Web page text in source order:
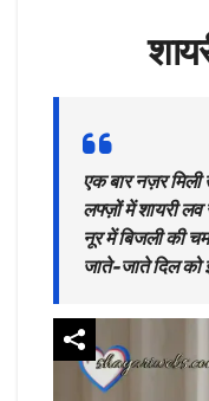
एक बार नज़र
लफ्ज़ों में शायरी लव
नूर में बिजली की
जाते-जाते दिल